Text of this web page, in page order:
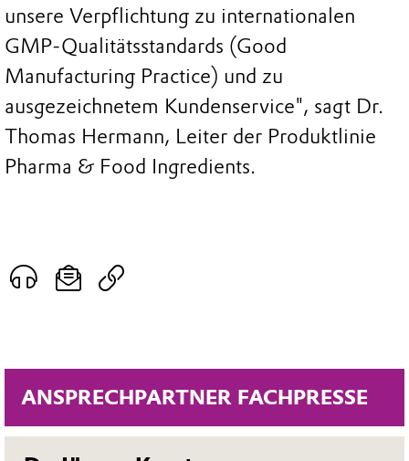
ANSPRECHPARTNER FACHPRESSE
unsere Verpflichtung zu internationalen
GMP-Qualitätsstandards (Good
Manufacturing Practice) und zu
ausgezeichnetem Kundenservice", sagt Dr.
Thomas Hermann, Leiter der Produktlinie
Pharma & Food Ingredients.